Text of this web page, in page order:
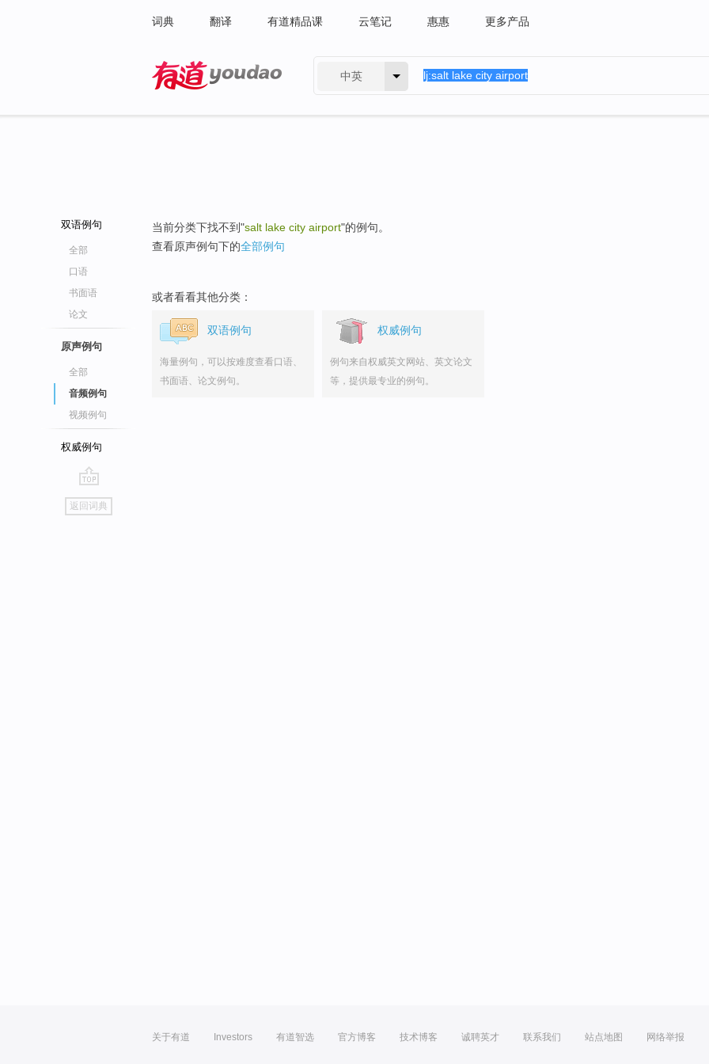
词典 翻译 有道精品课 云笔记 惠惠 更多产品
中英
双语例句
全部
口语
书面语
论文
原声例句
全部
音频例句
视频例句
权威例句
go
top
返回词典
当前分类下找不到"salt lake city airport"的例句。
查看原声例句下的全部例句
或者看看其他分类：
双语例句
海量例句，可以按难度查看口语、
书面语、论文例句。
权威例句
例句来自权威英文网站、英文论文
等，提供最专业的例句。
关于有道 Investors 有道智选 官方博客 技术博客 诚聘英才 联系我们 站点地图 网络举报